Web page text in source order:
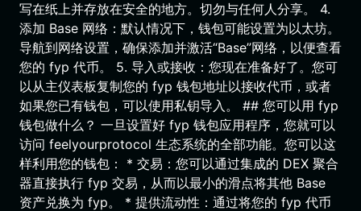
写在纸上并存放在安全的地方。切勿与任何人分享。 4.
添加 Base 网络：默认情况下，钱包可能设置为以太坊。
导航到网络设置，确保添加并激活“Base”网络，以便查看
您的 fyp 代币。 5. 导入或接收：您现在准备好了。您可
以从主仪表板复制您的 fyp 钱包地址以接收代币，或者
如果您已有钱包，可以使用私钥导入。 ## 您可以用 fyp
钱包做什么？ 一旦设置好 fyp 钱包应用程序，您就可以
访问 feelyourprotocol 生态系统的全部功能。您可以这
样利用您的钱包： * 交易：您可以通过集成的 DEX 聚合
器直接执行 fyp 交易，从而以最小的滑点将其他 Base
资产兑换为 fyp。 * 提供流动性：通过将您的 fyp 代币